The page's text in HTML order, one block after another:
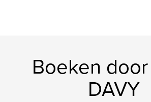
Boeken
DAVY